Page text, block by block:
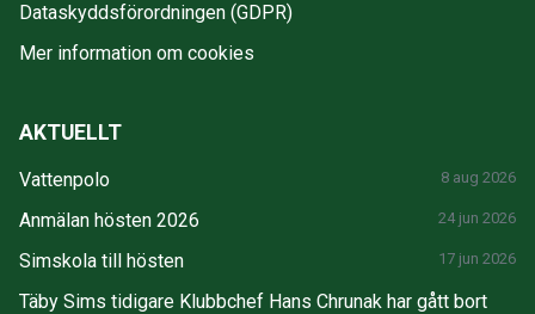
Dataskyddsförordningen (GDPR)
Mer information om cookies
AKTUELLT
Vattenpolo 8 aug 2026
Anmälan hösten 2026 24 jun 2026
Simskola till hösten 17 jun 2026
Täby Sims tidigare Klubbchef Hans Chrunak har gått bort